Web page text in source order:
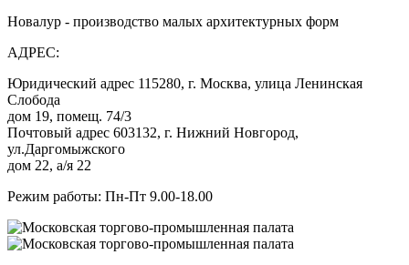
Новалур - производство малых архитектурных форм
АДРЕС:
Юридический адрес 115280, г. Москва, улица Ленинская
Слобода
дом 19, помещ. 74/3
Почтовый адрес 603132, г. Нижний Новгород,
ул.Даргомыжского
дом 22, а/я 22
Режим работы: Пн-Пт 9.00-18.00